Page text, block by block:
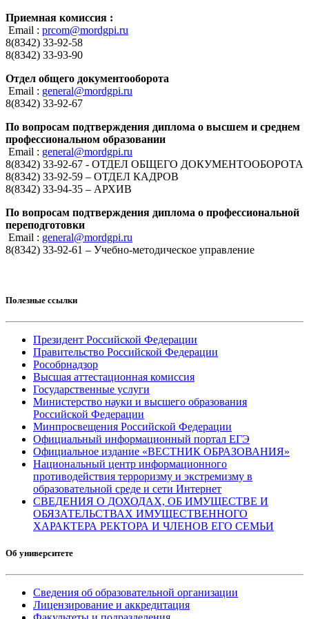
Приемная комиссия :
Email : prcom@mordgpi.ru
8(8342) 33-92-58
8(8342) 33-93-90
Отдел общего документооборота
Email : general@mordgpi.ru
8(8342) 33-92-67
По вопросам подтверждения диплома о высшем и среднем
профессиональном образовании
Email : general@mordgpi.ru
8(8342) 33-92-67 - ОТДЕЛ ОБЩЕГО ДОКУМЕНТООБОРОТА
8(8342) 33-92-59 – ОТДЕЛ КАДРОВ
8(8342) 33-94-35 – АРХИВ
По вопросам подтверждения диплома о профессиональной
переподготовки
Email : general@mordgpi.ru
8(8342) 33-92-61 – Учебно-методическое управление
Полезные ссылки
Президент Российской Федерации
Правительство Российской Федерации
Рособрнадзор
Высшая аттестационная комиссия
Государственные услуги
Министерство науки и высшего образования
Российской Федерации
Минпросвещения Российской Федерации
Официальный информационный портал ЕГЭ
Официальное издание «ВЕСТНИК ОБРАЗОВАНИЯ»
Национальный центр информационного
противодействия терроризму и экстремизму в
образовательной среде и сети Интернет
СВЕДЕНИЯ О ДОХОДАХ, ОБ ИМУЩЕСТВЕ И
ОБЯЗАТЕЛЬСТВАХ ИМУЩЕСТВЕННОГО
ХАРАКТЕРА РЕКТОРА И ЧЛЕНОВ ЕГО СЕМЬИ
Об университете
Сведения об образовательной организации
Лицензирование и аккредитация